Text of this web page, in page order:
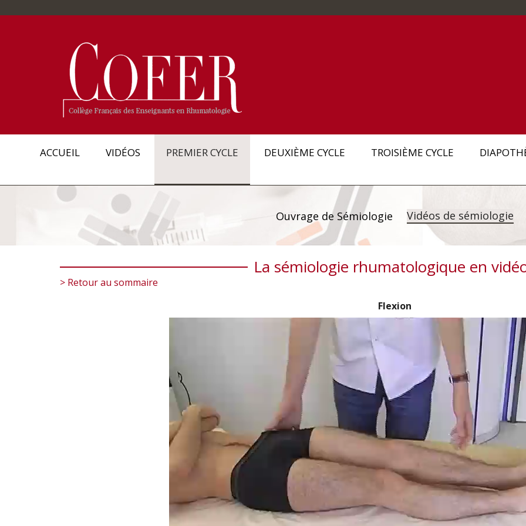
ACCUEIL VIDÉOS PREMIER CYCLE DEUXIÈME CYCLE TROISIÈME CYCLE
Ouvrage de Sémiologie Vidéos de sémiologie
La sémiologie rhumatologique en
> Retour au sommaire
Flexion